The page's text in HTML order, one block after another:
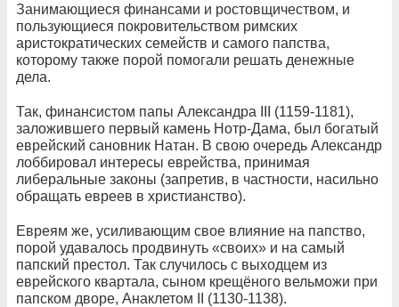
Занимающиеся финансами и ростовщичеством, и
пользующиеся покровительством римских
аристократических семейств и самого папства,
которому также порой помогали решать денежные
дела.
Так, финансистом папы Александра III (1159-1181),
заложившего первый камень Нотр-Дама, был богатый
еврейский сановник Натан. В свою очередь Александр
лоббировал интересы еврейства, принимая
либеральные законы (запретив, в частности, насильно
обращать евреев в христианство).
Евреям же, усиливающим свое влияние на папство,
порой удавалось продвинуть «своих» и на самый
папский престол. Так случилось с выходцем из
еврейского квартала, сыном крещёного вельможи при
папском дворе, Анаклетом II (1130-1138).